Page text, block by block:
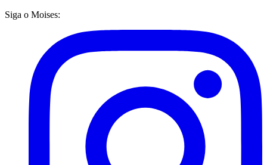
Siga o Moises: